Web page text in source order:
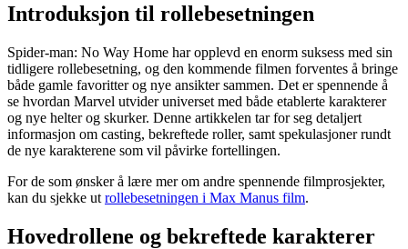
Introduksjon til rollebesetningen
Spider-man: No Way Home har opplevd en enorm suksess med sin
tidligere rollebesetning, og den kommende filmen forventes å bringe
både gamle favoritter og nye ansikter sammen. Det er spennende å
se hvordan Marvel utvider universet med både etablerte karakterer
og nye helter og skurker. Denne artikkelen tar for seg detaljert
informasjon om casting, bekreftede roller, samt spekulasjoner rundt
de nye karakterene som vil påvirke fortellingen.
For de som ønsker å lære mer om andre spennende filmprosjekter,
kan du sjekke ut rollebesetningen i Max Manus film.
Hovedrollene og bekreftede karakterer